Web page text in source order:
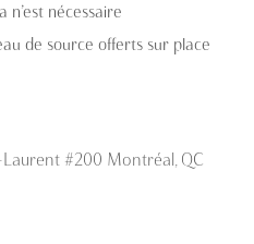
nécessaire
de source offerts sur place
Laurent #200 Montréal, QC